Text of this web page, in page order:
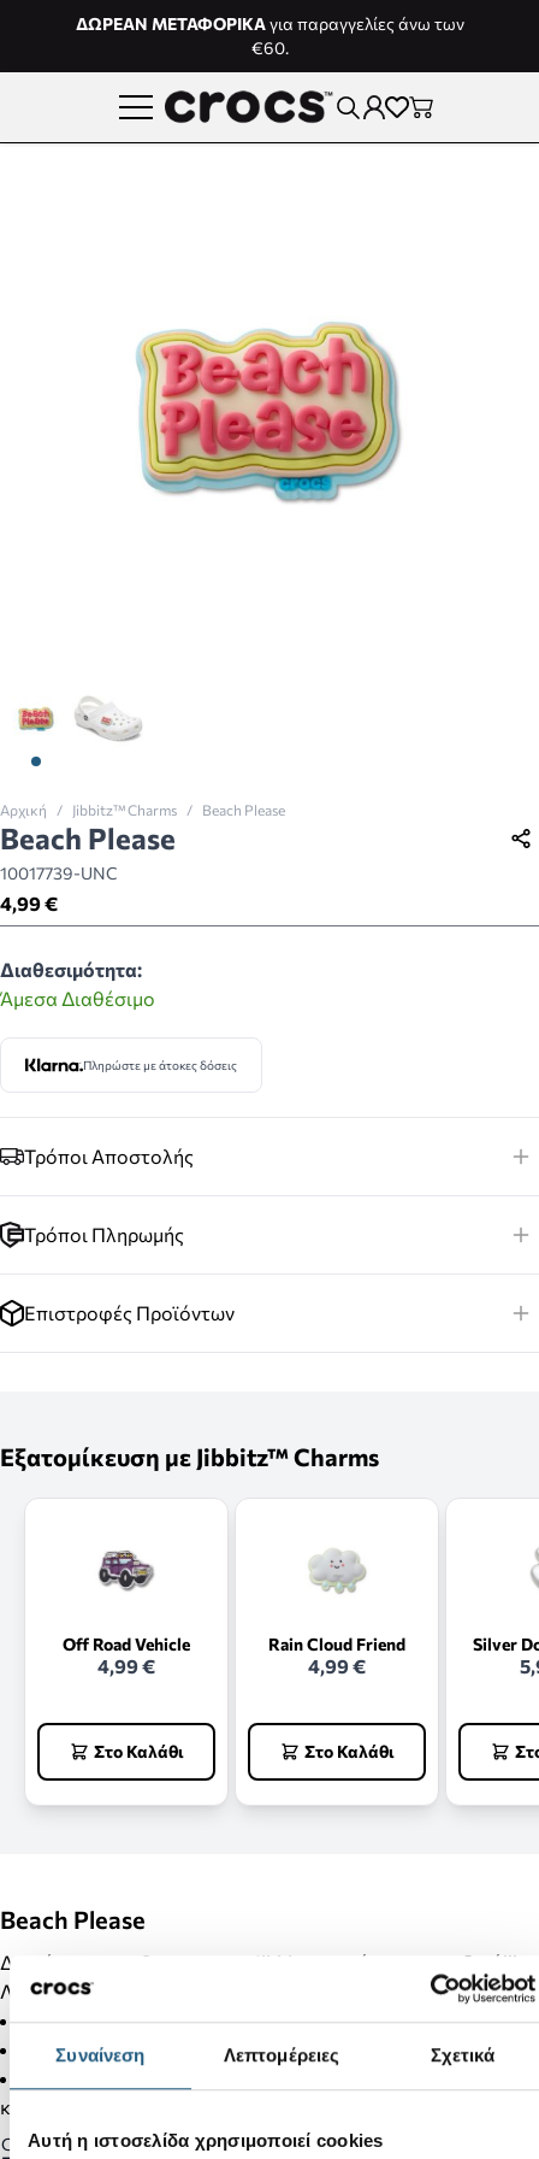
Συναίνεση Λεπτομέρειες Σχετικά
Αυτή η ιστοσελίδα χρησιμοποιεί cookies
Μετάβαση στο περιεχόμενο
ΔΩΡΕΑΝ ΜΕΤΑΦΟΡΙΚΑγια παραγγελίες άνω των
€60.
View larger image
Αρχική / Jibbitz™ Charms / Beach Please
Beach Please
10017739-UNC
4,99 €
Διαθεσιμότητα:
Άμεσα Διαθέσιμο
Πληρώστε με άτοκες δόσεις
Τρόποι Αποστολής
Τρόποι Πληρωμής
Επιστροφές Προϊόντων
Εξατομίκευση με Jibbitz™ Charms
Off Road Vehicle
4,99 €
Στο Καλάθι
Rain Cloud Friend
4,99 €
Στο Καλάθι
Silver
Beach Please
Διακόσμησε τα Crocs σου με Jibbitz και κάνε τα μοναδικά!!!
Λεπτομέρειες Προϊόντος:
Δεν είναι παιχνίδι.
Δεν απευθύνεται σε παιδιά κάτω των 3 ετών.
και επιστροφές.
Gender: